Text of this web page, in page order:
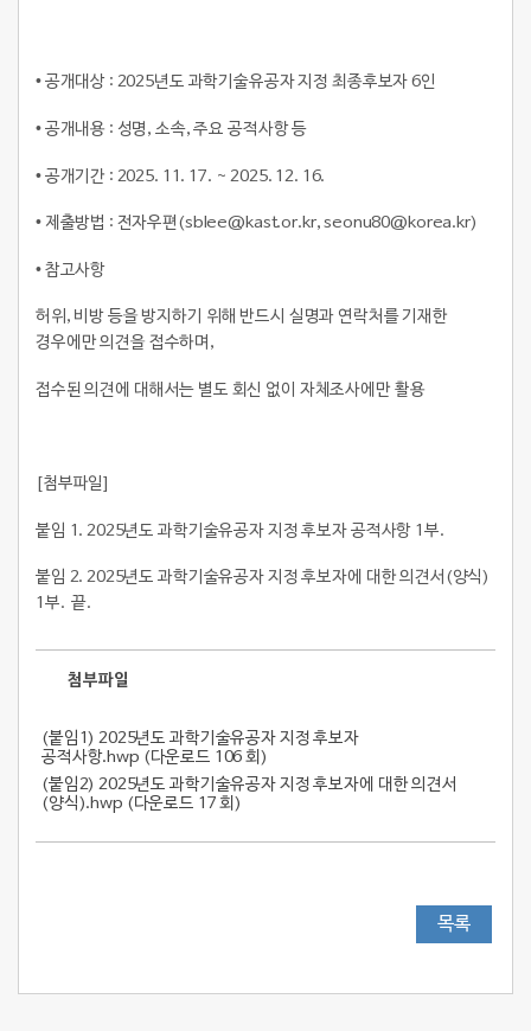
• 공개대상 : 2025년도 과학기술유공자 지정 최종후보자 6인
• 공개내용 : 성명, 소속, 주요 공적사항 등
• 공개기간 : 2025. 11. 17. ~ 2025. 12. 16.
• 제출방법 : 전자우편(sblee@kast.or.kr, seonu80@korea.kr)
• 참고사항
허위, 비방 등을 방지하기 위해 반드시 실명과 연락처를 기재한
경우에만 의견을 접수하며,
접수된 의견에 대해서는 별도 회신 없이 자체조사에만 활용
[첨부파일]
붙임 1. 2025년도 과학기술유공자 지정 후보자 공적사항 1부.
붙임 2. 2025년도 과학기술유공자 지정 후보자에 대한 의견서(양식)
1부. 끝.
첨부파일
(붙임1) 2025년도 과학기술유공자 지정 후보자
공적사항.hwp (다운로드 106 회 )
(붙임2) 2025년도 과학기술유공자 지정 후보자에 대한 의견서
(양식).hwp (다운로드 17 회 )
목록